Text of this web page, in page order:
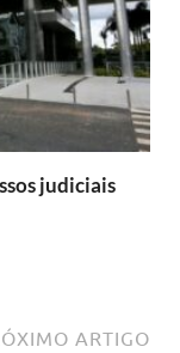
judiciais
ARTIGO